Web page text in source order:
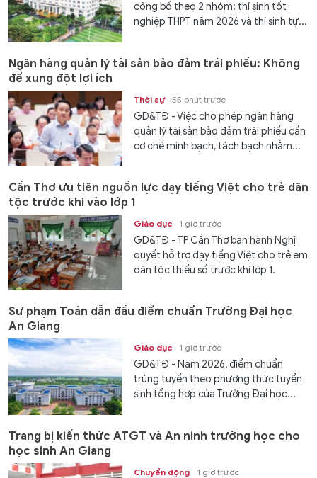
công bố theo 2 nhóm: thí sinh tốt
nghiệp THPT năm 2026 và thí sinh tự...
Ngân hàng quản lý tài sản bảo đảm trái phiếu: Không
để xung đột lợi ích
Thời sự 55 phút trước
GD&TĐ - Việc cho phép ngân hàng
quản lý tài sản bảo đảm trái phiếu cần
cơ chế minh bạch, tách bạch nhằm...
Cần Thơ ưu tiên nguồn lực dạy tiếng Việt cho trẻ dân
tộc trước khi vào lớp 1
Giáo dục 1 giờ trước
GD&TĐ - TP Cần Thơ ban hành Nghị
quyết hỗ trợ dạy tiếng Việt cho trẻ em
dân tộc thiểu số trước khi lớp 1.
Sư phạm Toán dẫn đầu điểm chuẩn Trường Đại học
An Giang
Giáo dục 1 giờ trước
GD&TĐ - Năm 2026, điểm chuẩn
trúng tuyển theo phương thức tuyển
sinh tổng hợp của Trường Đại học...
Trang bị kiến thức ATGT và An ninh trường học cho
học sinh An Giang
Chuyển động 1 giờ trước